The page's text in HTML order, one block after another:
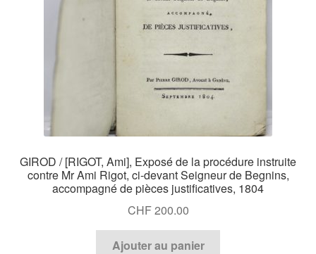
GIROD / [RIGOT, Ami], Exposé de la procédure instruite
contre Mr Ami Rigot, ci-devant Seigneur de Begnins,
accompagné de pièces justificatives, 1804
CHF200.00
Ajouter au panier